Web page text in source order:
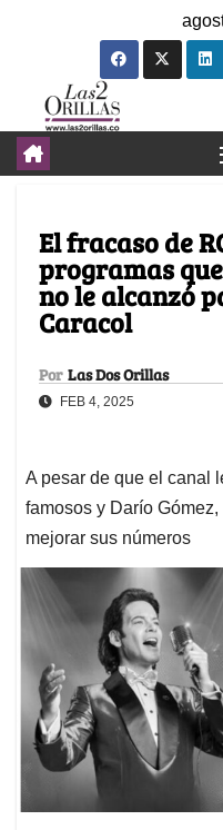
El fracaso de
programas
no le alcanzó
Caracol
Por Las Dos Orillas
FEB 4, 2025
A pesar de que el canal
famosos y Darío
mejorar sus números